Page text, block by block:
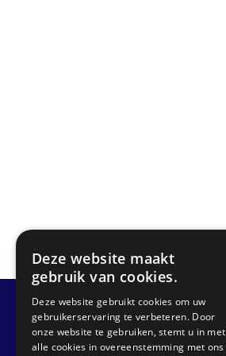
Info
Deze website maakt
gebruik van cookies.
Deze website gebruikt cookies om uw
gebruikerservaring te verbeteren. Door
onze website te gebruiken, stemt u in met
alle cookies in overeenstemming met ons